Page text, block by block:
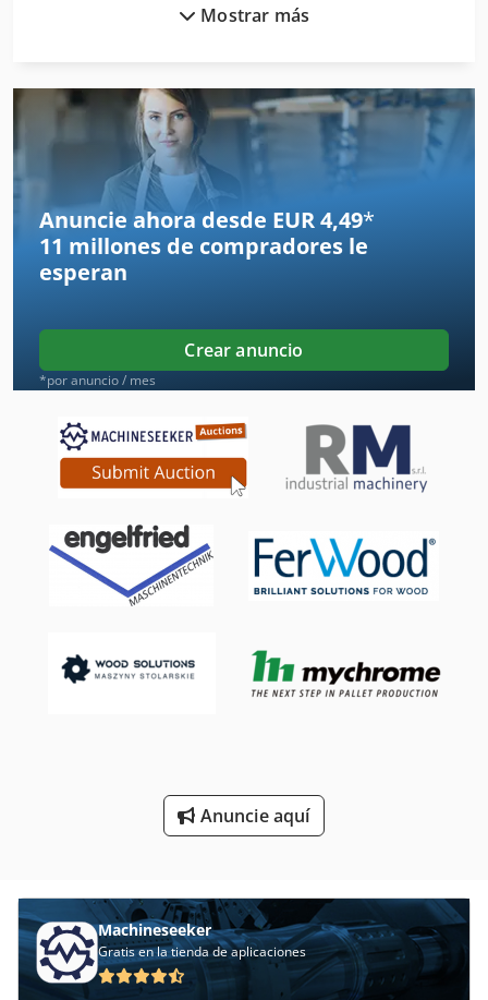
Accesorios Recambios
Carpeta De
Entrenador De
Equipo De Taller
Herramienta De Máquina
Lotes De Accesorios
Maquina De Cortar Chapa
Maquinas De Coser Industriales
Máquina De Acabado
Máquina De Carpintería
Máquina De La Carpintería
Máquina De Soldadura
Máquina De Trabajo De Metal
Otros Accesorios
Sistema De Extracción De
Mostrar más
Anuncie ahora desde EUR 4,49*
11 millones de compradores le
esperan
Crear anuncio
*por anuncio / mes
Anuncie aquí
Machineseeker
Gratis en la tienda de aplicaciones